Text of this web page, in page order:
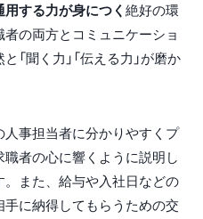
用する力が身につく 絶好の環
の両方とコミュニケーショ
聞く力」「伝える力」が磨か
事担当者に分かりやすくプ
者の心に響くように説明し
また、給与や入社日などの
に納得してもらうための交